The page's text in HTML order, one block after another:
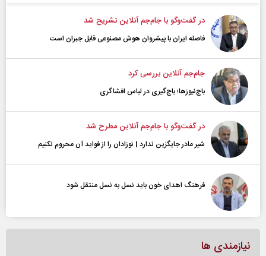
در گفت‌و‌گو با جام‌جم آنلاین تشریح شد
فاصله ایران با پیشرو‌ان هوش مصنوعی قابل جبران است
جام‌جم آنلاین بررسی کرد
باج‌نیوزها؛ باج‌گیری در لباس افشاگری
در گفت‌و‌گو با جام‌جم آنلاین مطرح شد
شیر مادر جایگزین ندارد | نوزادان را از فواید آن محروم نکنیم
فرهنگ اهدای خون باید نسل به نسل منتقل شود
نیازمندی ها